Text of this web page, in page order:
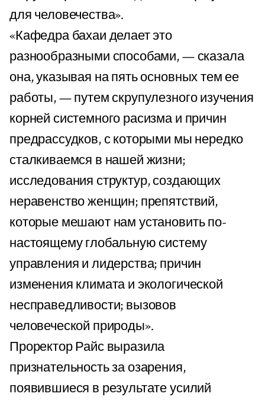
для человечества».
«Кафедра бахаи делает это
разнообразными способами, — сказала
она, указывая на пять основных тем ее
работы, — путем скрупулезного изучения
корней системного расизма и причин
предрассудков, с которыми мы нередко
сталкиваемся в нашей жизни;
исследования структур, создающих
неравенство женщин; препятствий,
которые мешают нам установить по-
настоящему глобальную систему
управления и лидерства; причин
изменения климата и экологической
несправедливости; вызовов
человеческой природы».
Проректор Райс выразила
признательность за озарения,
появившиеся в результате усилий